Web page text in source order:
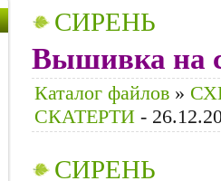
СИРЕНЬ
Вышивка на
Каталог файлов »
СКАТЕРТИ -
СИРЕНЬ